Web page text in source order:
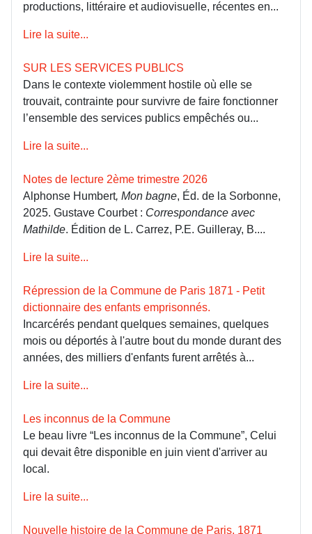
productions, littéraire et audiovisuelle, récentes en...
Lire la suite...
SUR LES SERVICES PUBLICS
Dans le contexte violemment hostile où elle se
trouvait, contrainte pour survivre de faire fonctionner
l’ensemble des services publics empêchés ou...
Lire la suite...
Notes de lecture 2ème trimestre 2026
Alphonse Humbert, Mon bagne, Éd. de la Sorbonne,
2025. Gustave Courbet : Correspondance avec
Mathilde. Édition de L. Carrez, P.E. Guilleray, B....
Lire la suite...
Répression de la Commune de Paris 1871 - Petit
dictionnaire des enfants emprisonnés.
Incarcérés pendant quelques semaines, quelques
mois ou déportés à l'autre bout du monde durant des
années, des milliers d'enfants furent arrêtés à...
Lire la suite...
Les inconnus de la Commune
Le beau livre “Les inconnus de la Commune”, Celui
qui devait être disponible en juin vient d'arriver au
local.
Lire la suite...
Nouvelle histoire de la Commune de Paris, 1871